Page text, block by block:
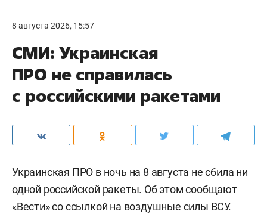
8 августа 2026, 15:57
СМИ: Украинская
ПРО не справилась
с российскими ракетами
Украинская ПРО в ночь на 8 августа не сбила ни
одной российской ракеты. Об этом сообщают
«Вести» со ссылкой на воздушные силы ВСУ.